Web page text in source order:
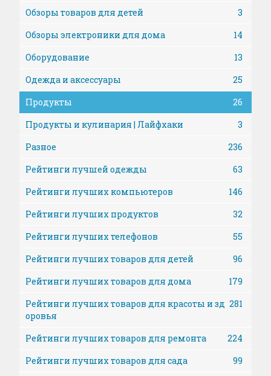
Обзоры товаров для детей
3
Обзоры электроники для дома
14
Оборудование
13
Одежда и аксессуары
25
Продукты
26
Продукты и кулинария | Лайфхаки
3
Разное
236
Рейтинги лучшей одежды
63
Рейтинги лучших компьютеров
146
Рейтинги лучших продуктов
32
Рейтинги лучших телефонов
55
Рейтинги лучших товаров для детей
96
Рейтинги лучших товаров для дома
179
Рейтинги лучших товаров для красоты и зд
оровья
281
Рейтинги лучших товаров для ремонта
224
Рейтинги лучших товаров для сада
99